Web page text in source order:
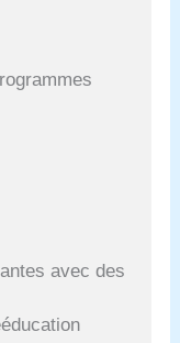
avec des